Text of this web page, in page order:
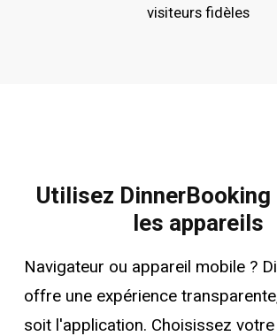
visiteurs fidèles
Utilisez
les appareils
Navigateur ou appareil mobile ?
offre une expérience
soit l'application. Choisissez votre